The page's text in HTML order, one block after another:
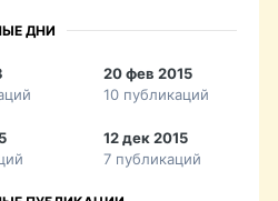
ДНИ
20 фев 2015
10 публикаций
12 дек 2015
7 публикаций